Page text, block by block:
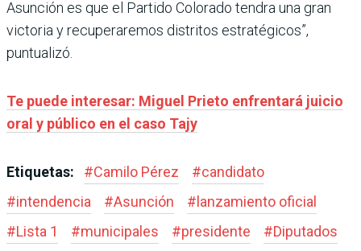
Asunción es que el Partido Colorado tendra una gran
victoria y recuperaremos distritos estratégicos”,
puntualizó.
Te puede interesar: Miguel Prieto enfrentará juicio
oral y público en el caso Tajy
Etiquetas: #Camilo Pérez #candidato
#intendencia #Asunción #lanzamiento oficial
#Lista 1 #municipales #presidente #Diputados